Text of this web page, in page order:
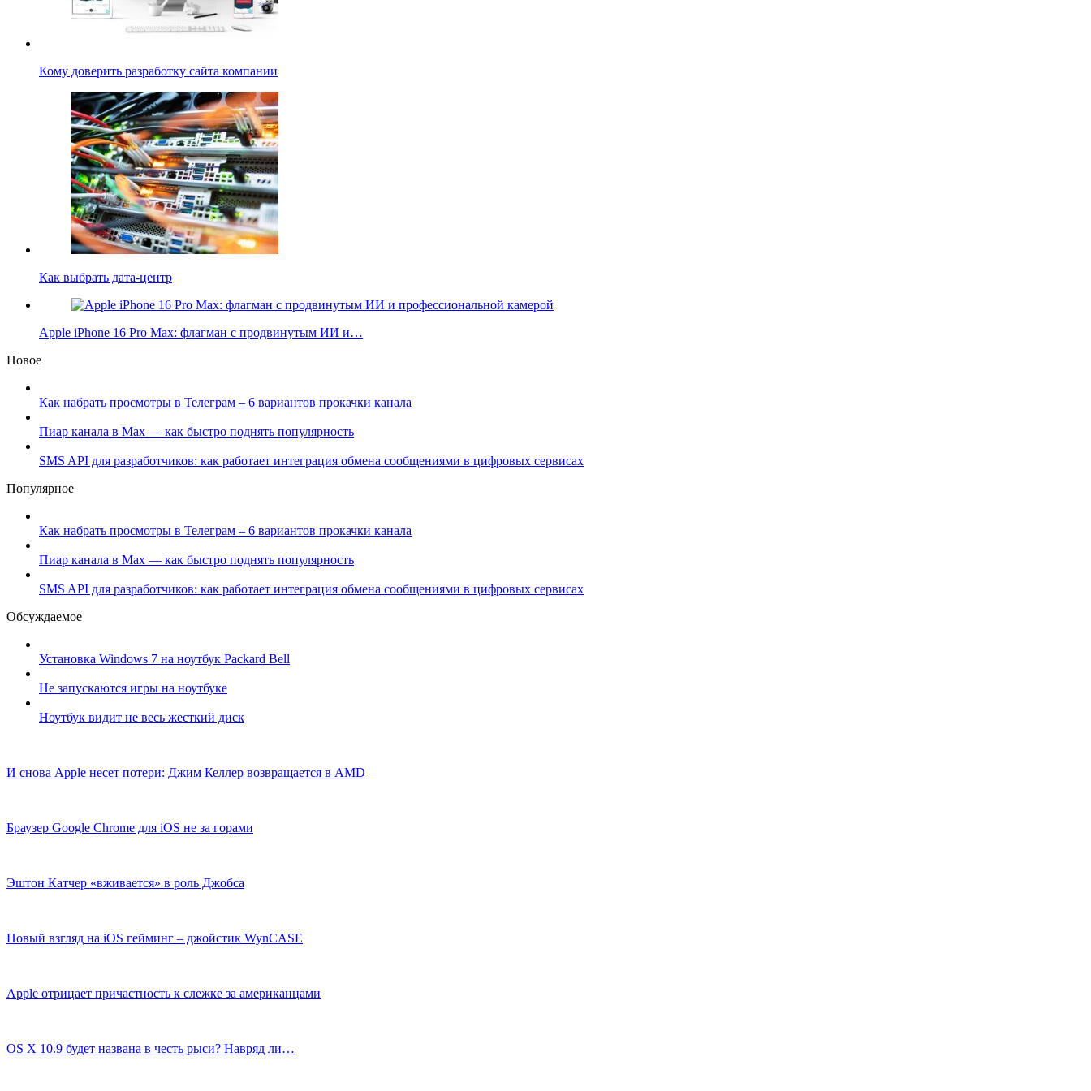
Кому доверить разработку сайта компании
Как выбрать дата-центр
Apple iPhone 16 Pro Max: флагман с продвинутым ИИ и…
Новое
Как набрать просмотры в Телеграм – 6 вариантов прокачки канала
Пиар канала в Max — как быстро поднять популярность
SMS API для разработчиков: как работает интеграция обмена сообщениями в цифровых сервисах
Популярное
Как набрать просмотры в Телеграм – 6 вариантов прокачки канала
Пиар канала в Max — как быстро поднять популярность
SMS API для разработчиков: как работает интеграция обмена сообщениями в цифровых сервисах
Обсуждаемое
Установка Windows 7 на ноутбук Packard Bell
Не запускаются игры на ноутбуке
Ноутбук видит не весь жесткий диск
И снова Apple несет потери: Джим Келлер возвращается в AMD
Браузер Google Chrome для iOS не за горами
Эштон Катчер «вживается» в роль Джобса
Новый взгляд на iOS гейминг – джойстик WynCASE
Apple отрицает причастность к слежке за американцами
OS X 10.9 будет названа в честь рыси? Навряд ли…